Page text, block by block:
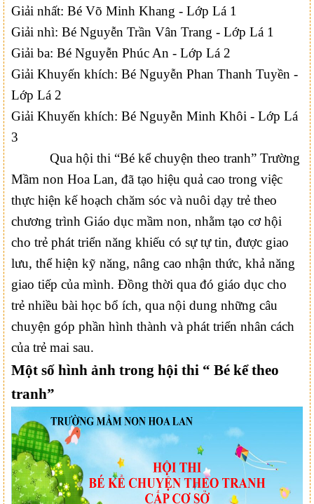
Giải nhất: Bé Võ Minh Khang - Lớp Lá 1
Giải nhì: Bé Nguyễn Trần Vân Trang - Lớp Lá 1
Giải ba: Bé Nguyễn Phúc An - Lớp Lá 2
Giải Khuyến khích: Bé Nguyễn Phan Thanh Tuyền -
Lớp Lá 2
Giải Khuyến khích: Bé Nguyễn Minh Khôi - Lớp Lá
3
Qua hội thi “Bé kể chuyện theo tranh” Trường
Mầm non Hoa Lan, đã tạo hiệu quả cao trong việc
thực hiện kế hoạch chăm sóc và nuôi dạy trẻ theo
chương trình Giáo dục mầm non, nhằm tạo cơ hội
cho trẻ phát triển năng khiếu có sự tự tin, được giao
lưu, thể hiện kỹ năng, nâng cao nhận thức, khả năng
giao tiếp của mình. Đồng thời qua đó giáo dục cho
trẻ nhiều bài học bổ ích, qua nội dung những câu
chuyện góp phần hình thành và phát triển nhân cách
của trẻ mai sau.
Một số hình ảnh trong hội thi “ Bé kể theo
tranh”